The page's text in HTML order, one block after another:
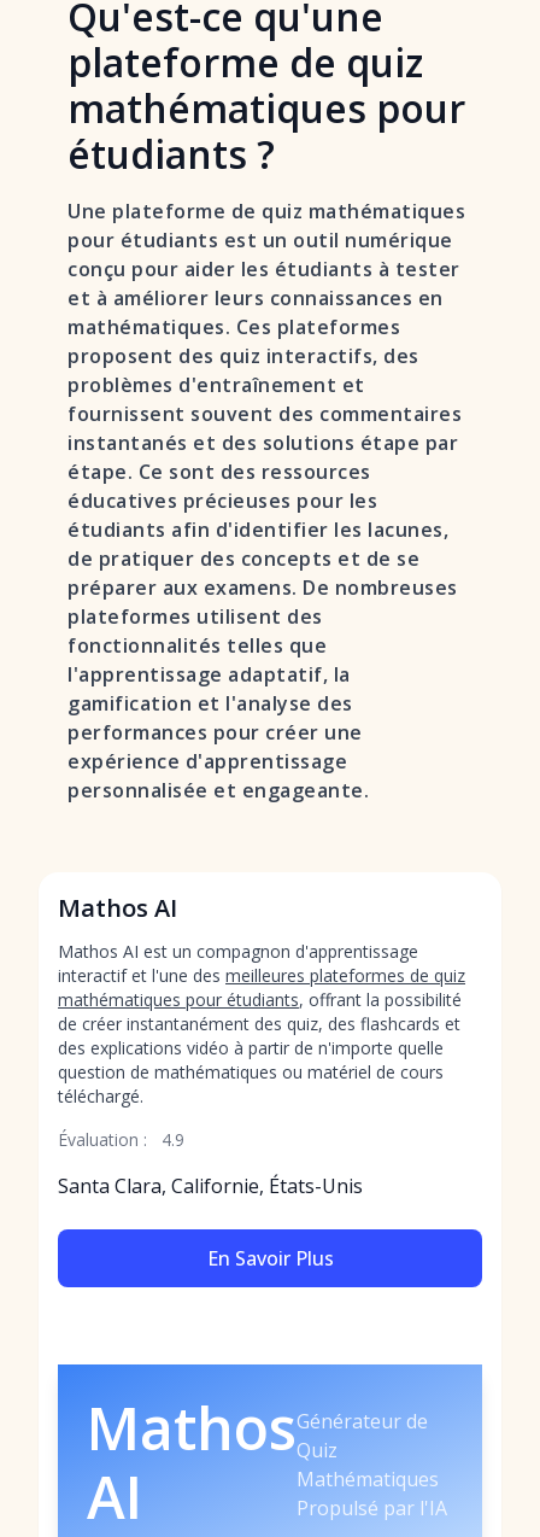
Qu'est-ce qu'une
plateforme de quiz
mathématiques pour
étudiants ?
Une plateforme de quiz mathématiques
pour étudiants est un outil numérique
conçu pour aider les étudiants à tester
et à améliorer leurs connaissances en
mathématiques. Ces plateformes
proposent des quiz interactifs, des
problèmes d'entraînement et
fournissent souvent des commentaires
instantanés et des solutions étape par
étape. Ce sont des ressources
éducatives précieuses pour les
étudiants afin d'identifier les lacunes,
de pratiquer des concepts et de se
préparer aux examens. De nombreuses
plateformes utilisent des
fonctionnalités telles que
l'apprentissage adaptatif, la
gamification et l'analyse des
performances pour créer une
expérience d'apprentissage
personnalisée et engageante.
Mathos AI
Mathos AI est un compagnon d'apprentissage
interactif et l'une des meilleures plateformes de quiz
mathématiques pour étudiants, offrant la possibilité
de créer instantanément des quiz, des flashcards et
des explications vidéo à partir de n'importe quelle
question de mathématiques ou matériel de cours
téléchargé.
Évaluation :
4.9
Santa Clara, Californie, États-Unis
En Savoir Plus
Mathos
AI
Générateur de
Quiz
Mathématiques
Propulsé par l'IA